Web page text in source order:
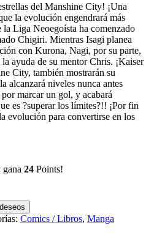
del Manshine City! ¡Una
la evolución engendrará más
Liga Neoegoísta ha comenzado
Chigiri. Mientras Isagi planea
con Kurona, Nagi, por su parte,
ayuda de su mentor Chris. ¡Kaiser
City, también mostrarán su
alcanzará niveles nunca antes
marcar un gol, y acabará
es ?superar los límites?!! ¡Por fin
evolución para convertirse en los
24 Points!
Comics / Libros, Manga